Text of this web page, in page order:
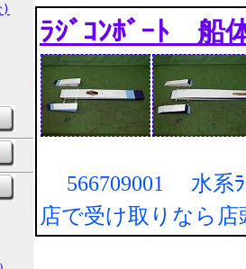
)
ﾗｼﾞｺﾝﾎﾞｰﾄ 船
566709001 水系ﾗ
店で受け取りなら店